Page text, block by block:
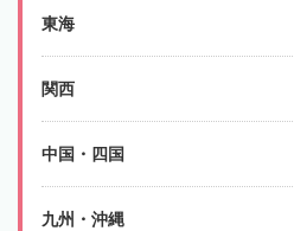
東海
関西
中国・四国
九州・沖縄